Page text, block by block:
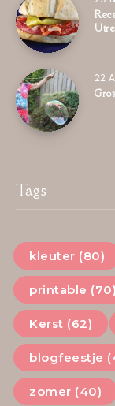
22
Tags
kleuter (80)
printable (70)
Kerst (62)
blogfeestje
zomer (40)